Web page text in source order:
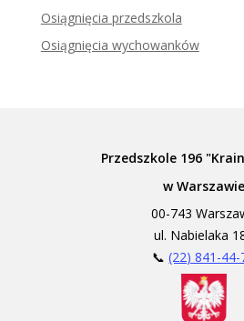
Osiągnięcia przedszkola
Osiągnięcia wychowanków
Przedszkole 196
w Warszawie
00-743
ul. Nabielaka
📞(22) 841-44-